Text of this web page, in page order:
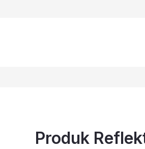
Produk